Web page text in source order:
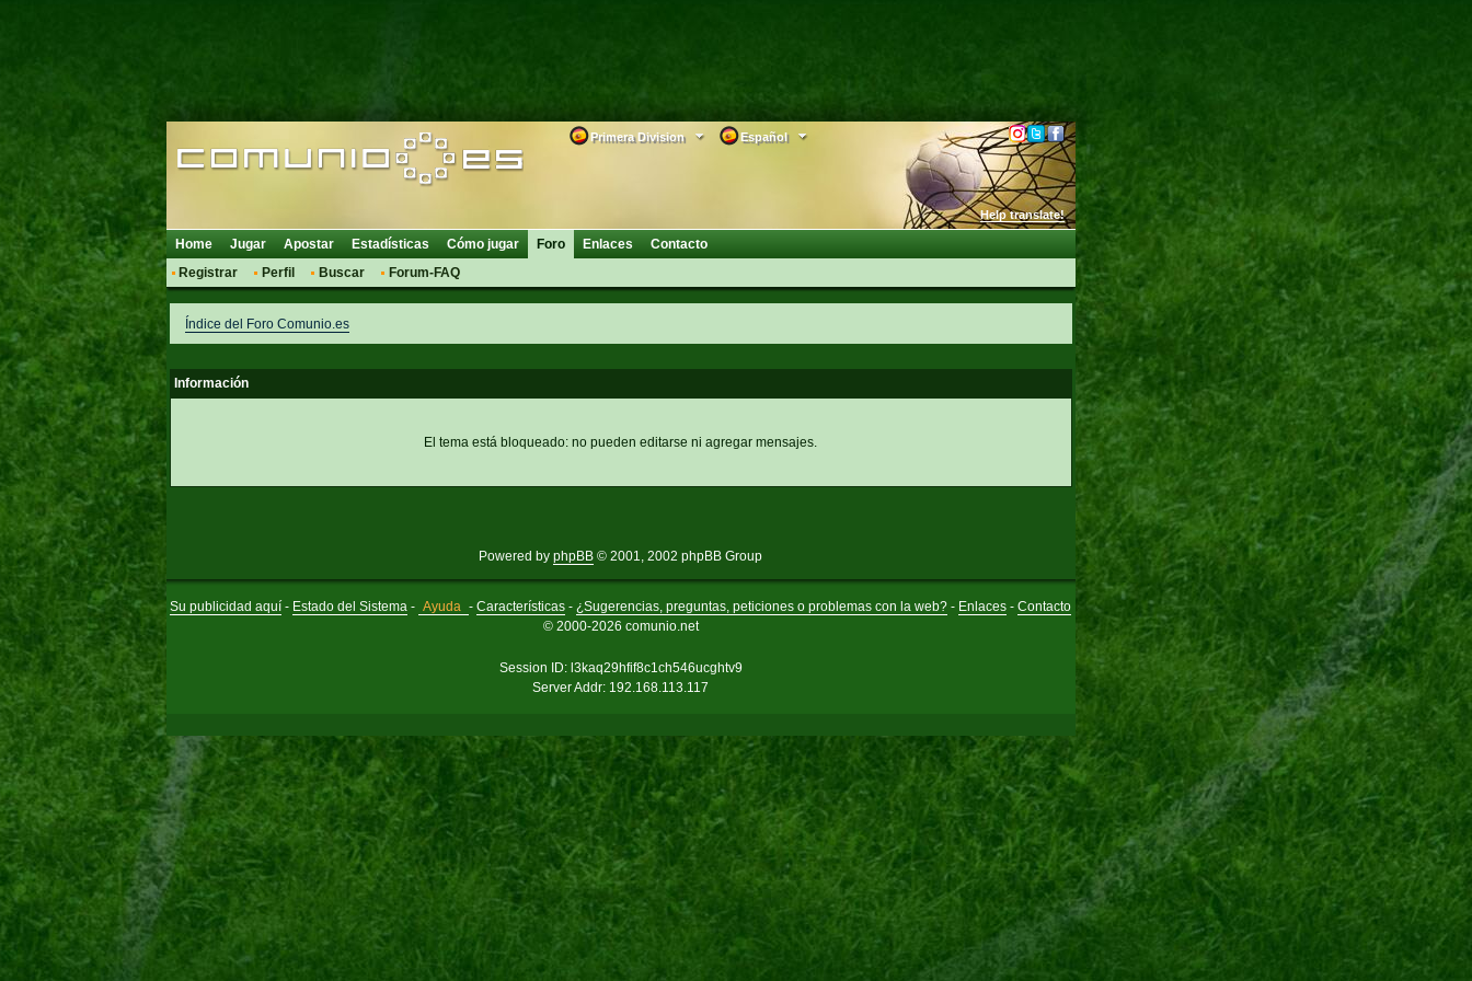
Español
Primera Division
Help translate!
Home Jugar Apostar Estadísticas Cómo jugar
Foro
Registrar
Perfil Buscar Forum-FAQ
Enlaces Contacto
Índice del Foro Comunio.es
Información
El tema está bloqueado: no pueden editarse ni agregar mensajes.
Powered by phpBB © 2001, 2002 phpBB Group
Su publicidad aquí - Estado del Sistema - Ayuda - Características- ¿Sugerencias, preguntas, peticiones o problemas con la web?- Enlaces- Contacto
© 2000-2026 comunio.net
Session ID: l3kaq29hfif8c1ch546ucghtv9
Server Addr: 192.168.113.117